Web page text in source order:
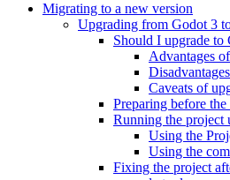
Migrating to a new version
Upgrading from Godot 3
Should I upgrade to
Advantages
Caveats of
Preparing before
Running the project
Using the
Using the
Fixing the project